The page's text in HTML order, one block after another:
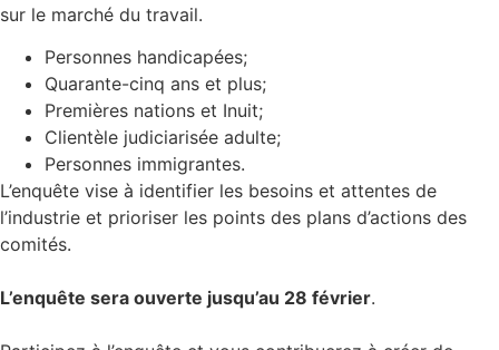
sur le marché du travail.
Personnes handicapées;
Quarante-cinq ans et plus;
Premières nations et Inuit;
Clientèle judiciarisée adulte;
Personnes immigrantes.
L’enquête vise à identifier les besoins et attentes de
l’industrie et prioriser les points des plans d’actions des
comités.
L’enquête sera ouverte jusqu’au 28 février.